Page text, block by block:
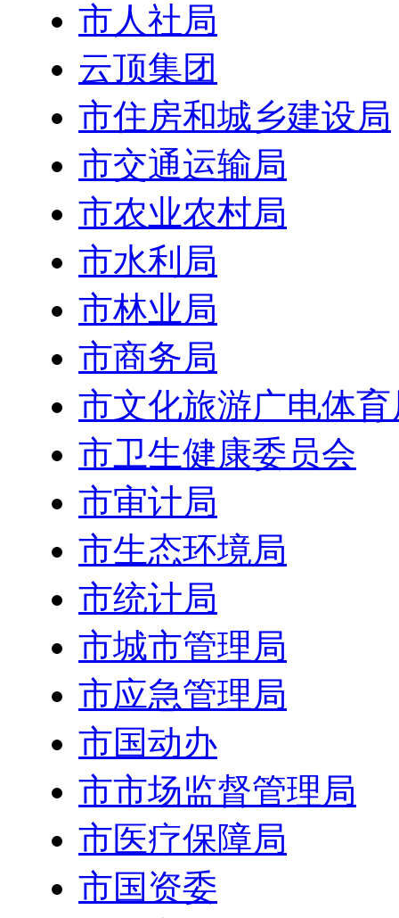
市人社局
云顶集团
市住房和城乡建设局
市交通运输局
市农业农村局
市水利局
市林业局
市商务局
市文化旅游广电体育
市卫生健康委员会
市审计局
市生态环境局
市统计局
市城市管理局
市应急管理局
市国动办
市市场监督管理局
市医疗保障局
市国资委